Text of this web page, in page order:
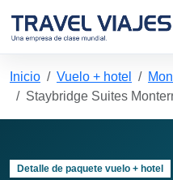
Inicio Vuelo + hotel
Staybridge Suites
Detalle de paquete vuelo + hotel